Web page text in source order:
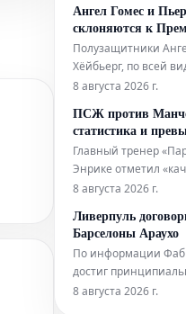
боковой связки
каталонский клуб
трансферные планы.
поиска
Ангел Гомес и
склоняются к
Полузащитники
Хёйбьерг, по всей
продолжить свою
активно
клубы высшего
об их
осведомленных
8 августа 2026 г.
ПСЖ против
статистика и
Главный тренер
Энрике отметил
своих
основных игроков.
встретятся с
В среду ПСЖ
8 августа 2026 г.
Ливерпуль
Барселоны Араухо
По информации
достиг
Рональда Араухо из
8 августа 2026 г.